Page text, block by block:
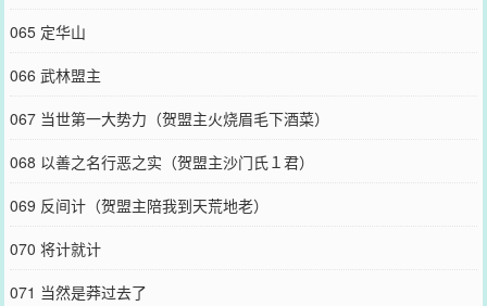
065 定华山
066 武林盟主
067 当世第一大势力（贺盟主火烧眉毛下酒菜）
068 以善之名行恶之实（贺盟主沙门氏１君）
069 反间计（贺盟主陪我到天荒地老）
070 将计就计
071 当然是莽过去了